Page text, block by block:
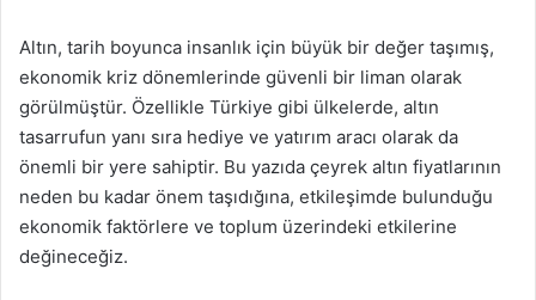
Altın, tarih boyunca insanlık için büyük bir değer taşımış,
ekonomik kriz dönemlerinde güvenli bir liman olarak
görülmüştür. Özellikle Türkiye gibi ülkelerde, altın
tasarrufun yanı sıra hediye ve yatırım aracı olarak da
önemli bir yere sahiptir. Bu yazıda çeyrek altın fiyatlarının
neden bu kadar önem taşıdığına, etkileşimde bulunduğu
ekonomik faktörlere ve toplum üzerindeki etkilerine
değineceğiz.